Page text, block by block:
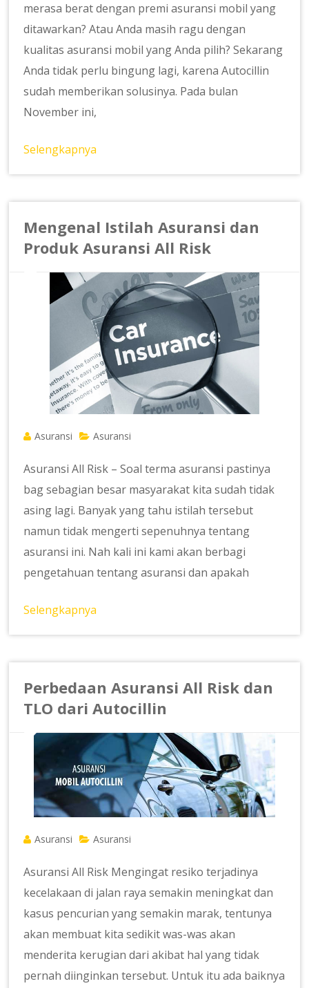
merasa berat dengan premi asuransi mobil yang
ditawarkan? Atau Anda masih ragu dengan
kualitas asuransi mobil yang Anda pilih? Sekarang
Anda tidak perlu bingung lagi, karena Autocillin
sudah memberikan solusinya. Pada bulan
November ini,
Selengkapnya
Mengenal Istilah Asuransi dan
Produk Asuransi All Risk
Asuransi Asuransi
Asuransi All Risk – Soal terma asuransi pastinya
bag sebagian besar masyarakat kita sudah tidak
asing lagi. Banyak yang tahu istilah tersebut
namun tidak mengerti sepenuhnya tentang
asuransi ini. Nah kali ini kami akan berbagi
pengetahuan tentang asuransi dan apakah
Selengkapnya
Perbedaan Asuransi All Risk dan
TLO dari Autocillin
Asuransi Asuransi
Asuransi All Risk Mengingat resiko terjadinya
kecelakaan di jalan raya semakin meningkat dan
kasus pencurian yang semakin marak, tentunya
akan membuat kita sedikit was-was akan
menderita kerugian dari akibat hal yang tidak
pernah diinginkan tersebut. Untuk itu ada baiknya